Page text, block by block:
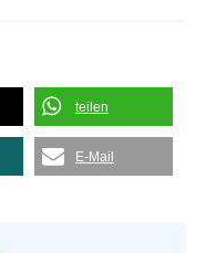
teilen
E-Mail